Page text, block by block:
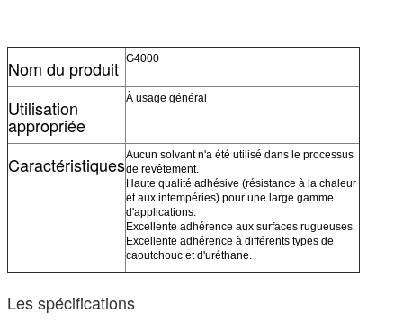
Nom du produit G4000
Utilisation
appropriée
À usage général
CaractéristiquesAucun solvant n'a été utilisé dans le processus
de revêtement.
Haute qualité adhésive (résistance à la chaleur
et aux intempéries) pour une large gamme
d'applications.
Excellente adhérence aux surfaces rugueuses.
Excellente adhérence à différents types de
caoutchouc et d'uréthane.
Les spécifications